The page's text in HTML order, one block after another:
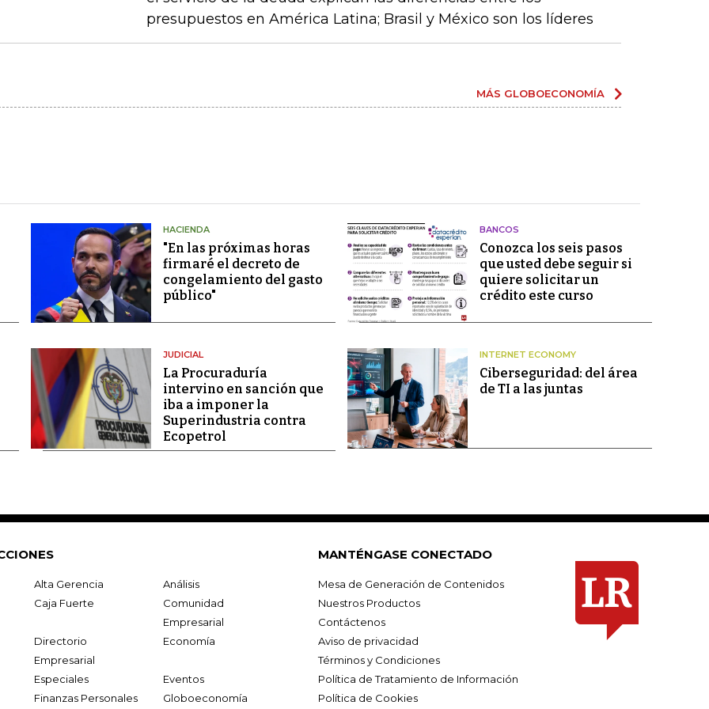
presupuestos en América Latina; Brasil y México son los líderes
MÁS GLOBOECONOMÍA
HACIENDA
"En las próximas horas
firmaré el decreto de
congelamiento del gasto
público"
BANCOS
Conozca los seis pasos
que usted debe seguir si
quiere solicitar un
crédito este curso
JUDICIAL
La Procuraduría
intervino en sanción que
iba a imponer la
Superindustria contra
Ecopetrol
INTERNET ECONOMY
Ciberseguridad: del área
de TI a las juntas
Alta Gerencia
Análisis
Caja Fuerte
Comunidad
Empresarial
Directorio
Empresarial
Economía
Especiales
Eventos
Finanzas Personales
Globoeconomía
MANTÉNGASE CONECTADO
Mesa de Generación de Contenidos
Nuestros Productos
Contáctenos
Aviso de privacidad
Términos y Condiciones
Política de Tratamiento de Información
Política de Cookies